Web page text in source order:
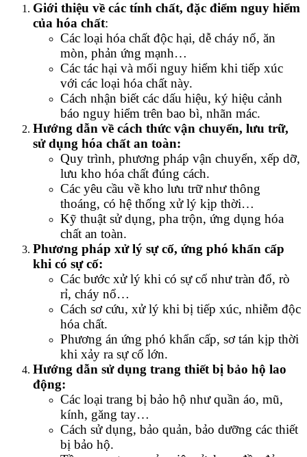
Giới thiệu về các tính chất, đặc điểm nguy hiểm
của hóa chất:
Các loại hóa chất độc hại, dễ cháy nổ, ăn
mòn, phản ứng mạnh…
Các tác hại và mối nguy hiểm khi tiếp xúc
với các loại hóa chất này.
Cách nhận biết các dấu hiệu, ký hiệu cảnh
báo nguy hiểm trên bao bì, nhãn mác.
Hướng dẫn về cách thức vận chuyển, lưu trữ,
sử dụng hóa chất an toàn:
Quy trình, phương pháp vận chuyển, xếp dỡ,
lưu kho hóa chất đúng cách.
Các yêu cầu về kho lưu trữ như thông
thoáng, có hệ thống xử lý kịp thời…
Kỹ thuật sử dụng, pha trộn, ứng dụng hóa
chất an toàn.
Phương pháp xử lý sự cố, ứng phó khẩn cấp
khi có sự cố:
Các bước xử lý khi có sự cố như tràn đổ, rò
rỉ, cháy nổ…
Cách sơ cứu, xử lý khi bị tiếp xúc, nhiễm độc
hóa chất.
Phương án ứng phó khẩn cấp, sơ tán kịp thời
khi xảy ra sự cố lớn.
Hướng dẫn sử dụng trang thiết bị bảo hộ lao
động:
Các loại trang bị bảo hộ như quần áo, mũ,
kính, găng tay…
Cách sử dụng, bảo quản, bảo dưỡng các thiết
bị bảo hộ.